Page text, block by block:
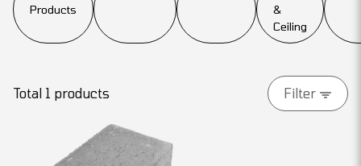
Products
&
Ceiling
Total 1 products Filter